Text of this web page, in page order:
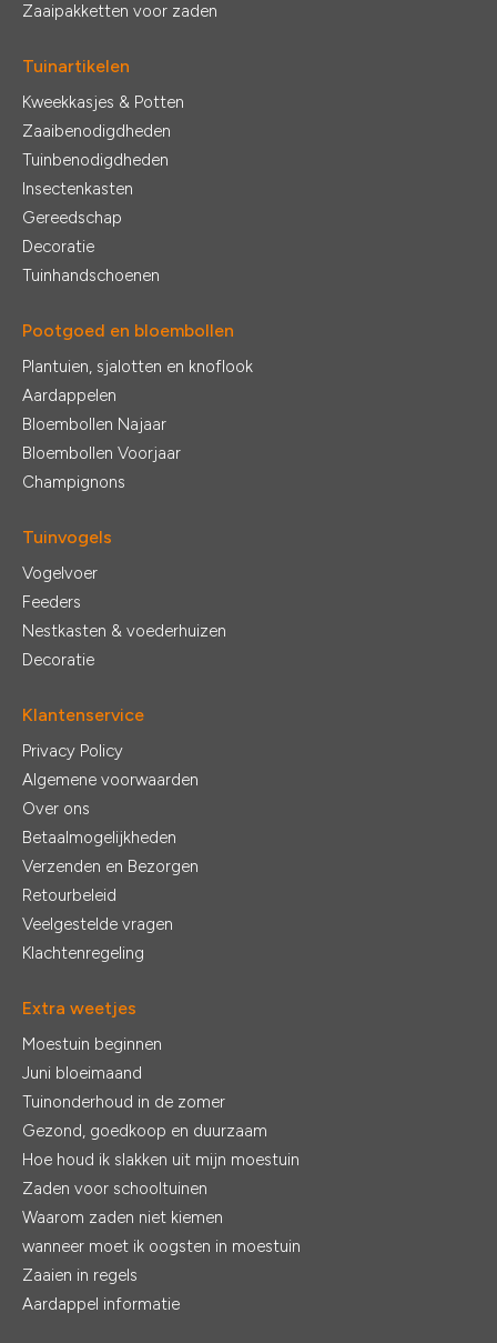
Zaaipakketten voor zaden
Tuinartikelen
Kweekkasjes & Potten
Zaaibenodigdheden
Tuinbenodigdheden
Insectenkasten
Gereedschap
Decoratie
Tuinhandschoenen
Pootgoed en bloembollen
Plantuien, sjalotten en knoflook
Aardappelen
Bloembollen Najaar
Bloembollen Voorjaar
Champignons
Tuinvogels
Vogelvoer
Feeders
Nestkasten & voederhuizen
Decoratie
Klantenservice
Privacy Policy
Algemene voorwaarden
Over ons
Betaalmogelijkheden
Verzenden en Bezorgen
Retourbeleid
Veelgestelde vragen
Klachtenregeling
Extra weetjes
Moestuin beginnen
Juni bloeimaand
Tuinonderhoud in de zomer
Gezond, goedkoop en duurzaam
Hoe houd ik slakken uit mijn moestuin
Zaden voor schooltuinen
Waarom zaden niet kiemen
wanneer moet ik oogsten in moestuin
Zaaien in regels
Aardappel informatie